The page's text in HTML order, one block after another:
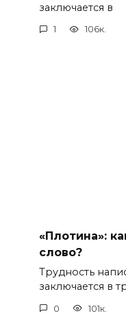
заключается в
1 106к.
«Плотина»:
слово?
Трудность
заключается в
0 101к.